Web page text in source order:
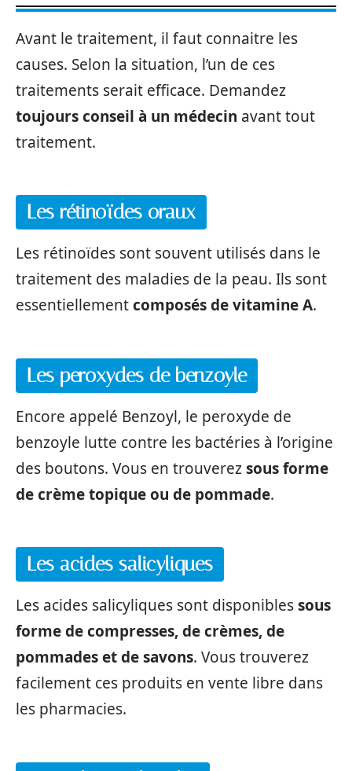
Avant le traitement, il faut connaitre les
causes. Selon la situation, l’un de ces
traitements serait efficace. Demandez
toujours conseil à un médecin avant tout
traitement.
Les rétinoïdes oraux
Les rétinoïdes sont souvent utilisés dans le
traitement des maladies de la peau. Ils sont
essentiellementcomposés de vitamine A.
Les peroxydes de benzoyle
Encore appelé Benzoyl, le peroxyde de
benzoyle lutte contre les bactéries à l’origine
des boutons. Vous en trouverezsous forme
de crème topique ou de pommade.
Les acides salicyliques
Les acides salicyliques sont disponiblessous
forme de compresses, de crèmes, de
pommades et de savons. Vous trouverez
facilement ces produits en vente libre dans
les pharmacies.